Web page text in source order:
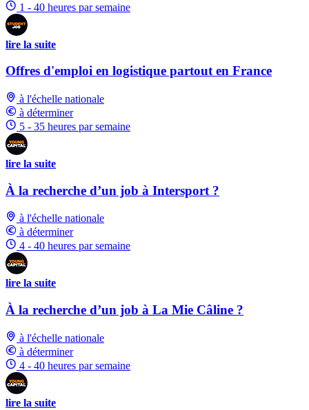
1 - 40 heures par semaine
lire la suite
Offres d'emploi en logistique partout en France
à l'échelle nationale
à déterminer
5 - 35 heures par semaine
lire la suite
À la recherche d’un job à Intersport ?
à l'échelle nationale
à déterminer
4 - 40 heures par semaine
lire la suite
À la recherche d’un job à La Mie Câline ?
à l'échelle nationale
à déterminer
4 - 40 heures par semaine
lire la suite